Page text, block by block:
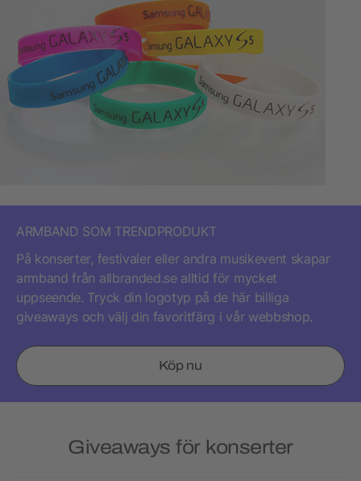
ARMBAND SOM TRENDPRODUKT
På konserter, festivaler eller andra musikevent skapar
armband från allbranded.se alltid för mycket
uppseende. Tryck din logotyp på de här billiga
giveaways och välj din favoritfärg i vår webbshop.
Köp nu
Giveaways för konserter